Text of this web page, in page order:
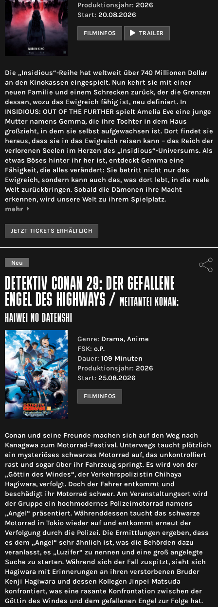
Produktionsjahr: 2026
Start: 20.08.2026
FILMINFOS TRAILER
Die „Insidious“-Reihe hat weltweit über 740 Millionen Dollar
an den Kinokassen eingespielt. Nun kehrt sie mit einer
neuen Familie und einem Schrecken zurück, der die Grenzen
dessen, wozu das Ewigreich fähig ist, neu definiert. In
INSIDIOUS: OUT OF THE FURTHER spielt Amelia Eve eine junge
Mutter namens Gemma, die ihre Tochter in dem Haus
großzieht, in dem sie selbst aufgewachsen ist. Dort findet sie
heraus, dass sie in das Ewigreich reisen kann – das Reich der
verlorenen Seelen im Herzen des „Insidious“-Universums. Als
etwas Böses hinter ihr her ist, entdeckt Gemma eine
Fähigkeit, die alles verändert: Sie betritt nicht nur das
Ewigreich, sondern kann auch das, was dort lebt, in die reale
Welt zurückbringen. Sobald die Dämonen ihre Macht
erkennen, wird unsere Welt zu ihrem Spielplatz.
mehr
JETZT TICKETS ERHÄLTLICH
Neu
DETEKTIV CONAN 29: DER GEFALLENE
ENGEL DES HIGHWAYS / MEITANTEI KONAN:
HAIWEI NO DATENSHI
Genre: Drama, Anime
FSK: o.P.
Dauer: 109 Minuten
Produktionsjahr: 2026
Start: 25.08.2026
FILMINFOS
Conan und seine Freunde machen sich auf den Weg nach
Kanagawa zum Motorrad-Festival. Unterwegs taucht plötzlich
ein mysteriöses schwarzes Motorrad auf, das unkontrolliert
rast und sogar über ihr Fahrzeug springt. Es wird von der
„Göttin des Windes“, der Verkehrspolizistin Chihaya
Hagiwara, verfolgt. Doch der Fahrer entkommt und
beschädigt ihr Motorrad schwer. Am Veranstaltungsort wird
der Gruppe ein hochmodernes Polizeimotorrad namens
„Angel“ präsentiert. Währenddessen taucht das schwarze
Motorrad in Tokio wieder auf und entkommt erneut der
Verfolgung durch die Polizei. Die Ermittlungen ergeben, dass
es dem „Angel“ sehr ähnlich ist, was die Behörden dazu
veranlasst, es „Luzifer“ zu nennen und eine groß angelegte
Suche zu starten. Während sich der Fall zuspitzt, sieht sich
Hagiwara mit Erinnerungen an ihren verstorbenen Bruder
Kenji Hagiwara und dessen Kollegen Jinpei Matsuda
konfrontiert, was eine rasante Konfrontation zwischen der
Göttin des Windes und dem gefallenen Engel zur Folge hat.